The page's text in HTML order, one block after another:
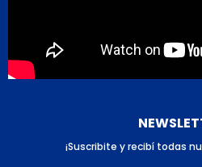
¡Suscribite y recibí todas